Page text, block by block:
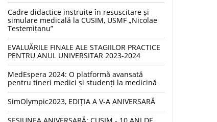
Cadre didactice instruite în resuscitare și
simulare medicală la CUSIM, USMF „Nicolae
Testemițanu”
EVALUĂRILE FINALE ALE STAGIILOR PRACTICE
PENTRU ANUL UNIVERSITAR 2023-2024
MedEspera 2024: O platformă avansată
pentru tineri medici și studenți la medicină
SimOlympic2023, EDIȚIA A V-A ANIVERSARĂ